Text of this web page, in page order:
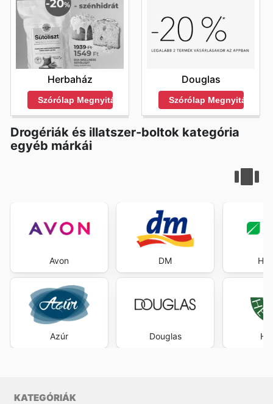
Herbaház
Szórólap Megnyitása
Douglas
Szórólap Megnyitása
Drogériák és illatszer-boltok kategória
egyéb márkái
Avon
Azúr
DM
Douglas
KATEGÓRIÁK